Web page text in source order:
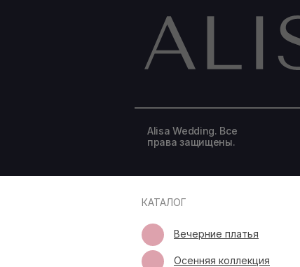
Alisa Wedding. Все
права защищены.
КАТАЛОГ
Осенняя коллекция
Вечерние платья